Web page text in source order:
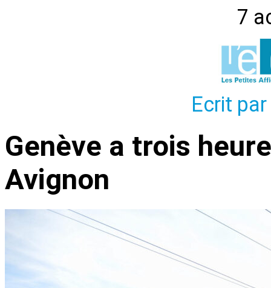
7
Ecrit
Genève a trois
Avignon